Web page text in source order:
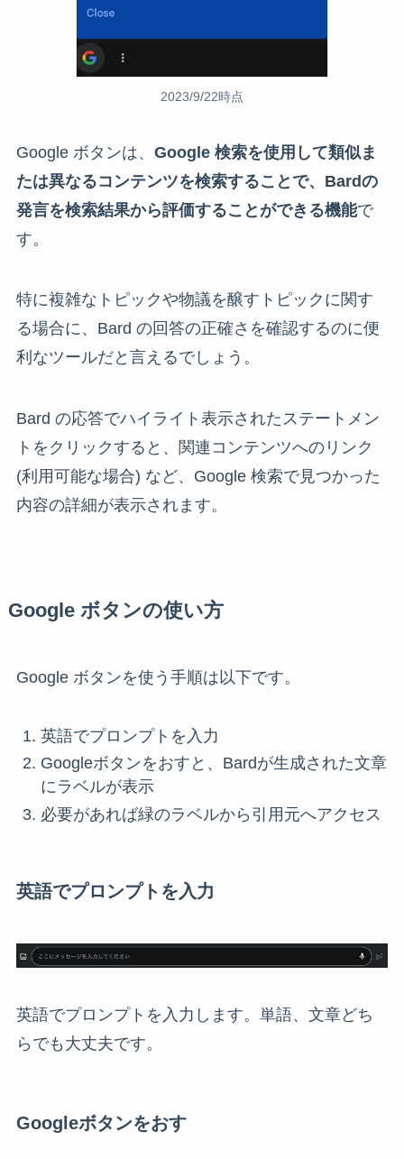
2023/9/22時点
Google ボタンは、 Google 検索を使用して類似ま
たは異なるコンテンツを検索することで、Bardの
発言を検索結果から評価することができる機能で
す。
特に複雑なトピックや物議を醸すトピックに関す
る場合に、Bard の回答の正確さを確認するのに便
利なツールだと言えるでしょう。
Bard の応答でハイライト表示されたステートメン
トをクリックすると、関連コンテンツへのリンク
(利用可能な場合) など、Google 検索で見つかった
内容の詳細が表示されます。
Google ボタンの使い方
Google ボタンを使う手順は以下です。
英語でプロンプトを入力
Googleボタンをおすと、Bardが生成された文章
にラベルが表示
必要があれば緑のラベルから引用元へアクセス
英語でプロンプトを入力
英語でプロンプトを入力します。単語、文章どち
らでも大丈夫です。
Googleボタンをおす